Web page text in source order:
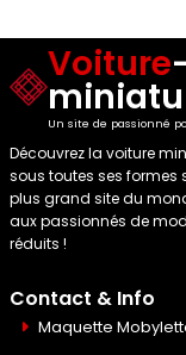
Voiture
Un site de passionné
Découvrez la voiture
sous toutes ses formes
plus grand site du
aux passionnés de
réduits !
Contact & Info
Maquette